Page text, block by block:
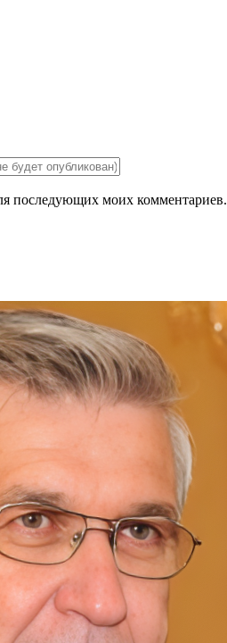
последующих моих комментариев.